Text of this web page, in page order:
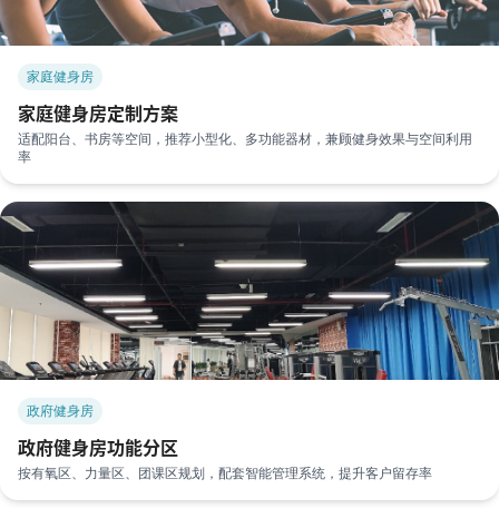
家庭健身房
家庭健身房定制方案
适配阳台、书房等空间，推荐小型化、多功能器材，兼顾健身效果与空间利用
率
政府健身房
政府健身房功能分区
按有氧区、力量区、团课区规划，配套智能管理系统，提升客户留存率